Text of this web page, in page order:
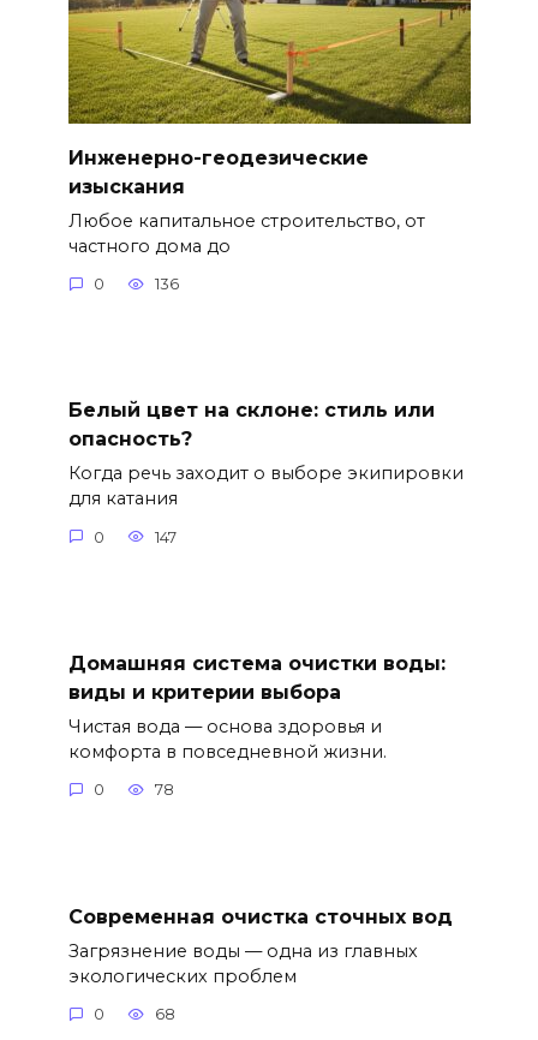
Инженерно-геодезические
изыскания
Любое капитальное строительство, от
частного дома до
0 136
Белый цвет на склоне: стиль или
опасность?
Когда речь заходит о выборе экипировки
для катания
0 147
Домашняя система очистки воды:
виды и критерии выбора
Чистая вода — основа здоровья и
комфорта в повседневной жизни.
0 78
Современная очистка сточных вод
Загрязнение воды — одна из главных
экологических проблем
0 68